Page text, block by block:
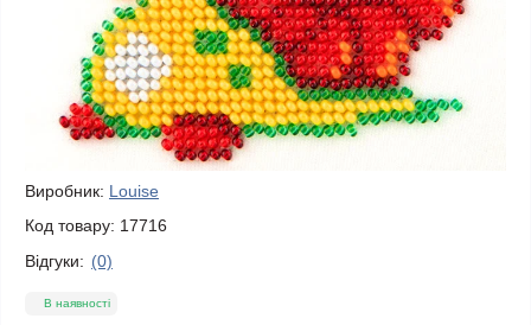
Виробник: Louise
Код товару: 17716
Відгуки: (0)
В наявності